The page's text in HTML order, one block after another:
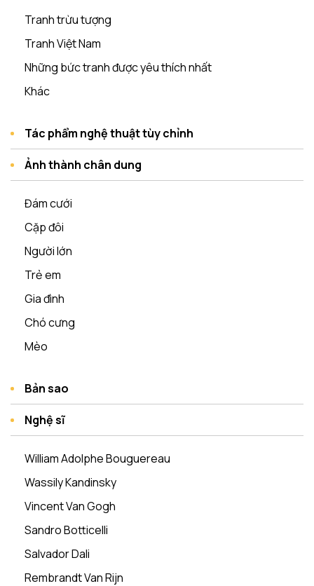
Tranh trừu tượng
Tranh Việt Nam
Những bức tranh được yêu thích nhất
Khác
Tác phẩm nghệ thuật tùy chỉnh
Ảnh thành chân dung
Đám cưới
Cặp đôi
Người lớn
Trẻ em
Gia đình
Chó cưng
Mèo
Bản sao
Nghệ sĩ
William Adolphe Bouguereau
Wassily Kandinsky
Vincent Van Gogh
Sandro Botticelli
Salvador Dali
Rembrandt Van Rijn